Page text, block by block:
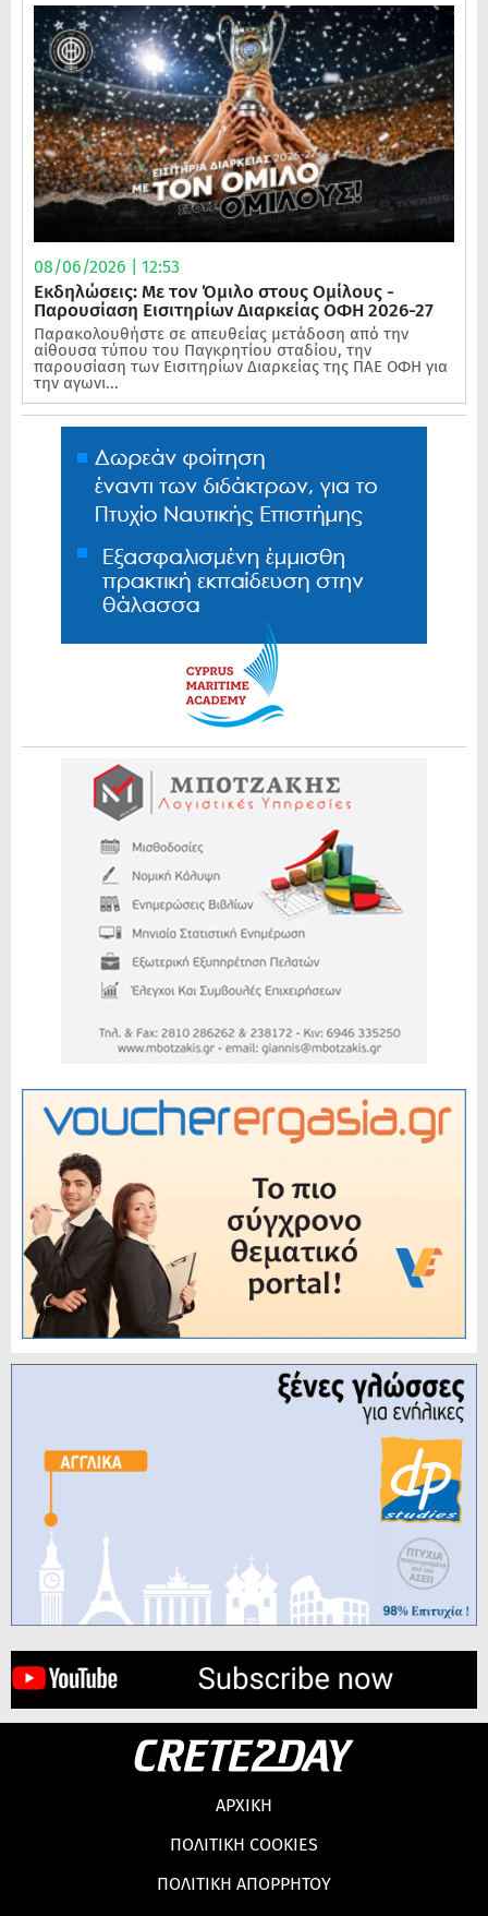
08/06/2026 | 12:53
Εκδηλώσεις: Με τον Όμιλο στους Ομίλους -
Παρουσίαση Εισιτηρίων Διαρκείας ΟΦΗ 2026-27
Παρακολουθήστε σε απευθείας μετάδοση από την
αίθουσα τύπου του Παγκρητίου σταδίου, την
παρουσίαση των Εισιτηρίων Διαρκείας της ΠΑΕ ΟΦΗ για
την αγωνι...
ΑΡΧΙΚΗ
ΠΟΛΙΤΙΚΗ COOKIES
ΠΟΛΙΤΙΚΗ ΑΠΟΡΡΗΤΟΥ